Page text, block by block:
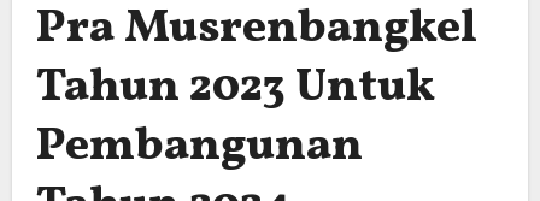
Pra Musrenbangkel
Tahun 2023 Untuk
Pembangunan